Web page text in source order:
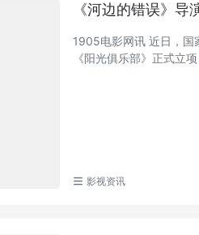
《河边的错误》
1905电影网讯 近日，国
《阳光俱乐部》正式立
影视资讯